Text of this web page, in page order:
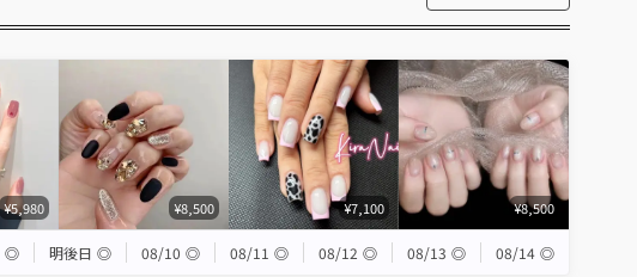
¥5,980 ¥8,500 ¥7,100 ¥8,500
◎ 明後日 ◎ 08/10 ◎ 08/11 ◎ 08/12 ◎ 08/13 ◎ 08/14 ◎